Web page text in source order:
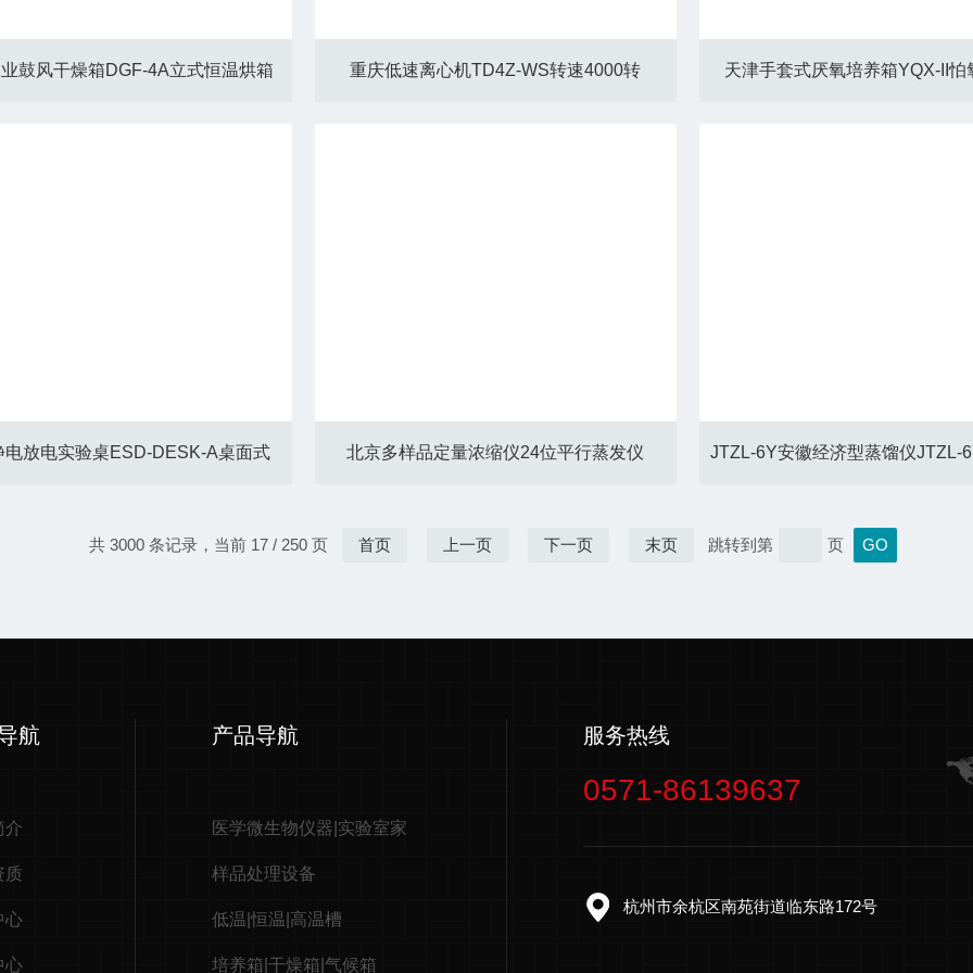
鼓风干燥箱DGF-4A立式恒温烘箱 重庆低速离心机TD4Z-WS转速4000转 天津手套式厌氧培养箱YQX-II怕
电放电实验桌ESD-DESK-A桌面式 北京多样品定量浓缩仪24位平行蒸发仪
共 3000 条记录，当前 17 / 250 页 首页 上一页 下一页 末页 跳转到第 页
航
介
质
心
心
产品导航
医学微生物仪器|实验室家
样品处理设备
低温|恒温|高温槽
培养箱|干燥箱|气候箱
服务热线
0571-86139637
杭州市余杭区南苑街道临东路172号